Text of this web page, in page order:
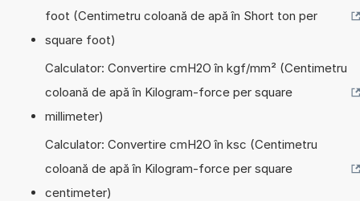
foot (Centimetru coloană de apă în Short ton per
square foot)
Calculator: Convertire cmH2O în kgf/mm² (Centimetru
coloană de apă în Kilogram-force per square
millimeter)
Calculator: Convertire cmH2O în ksc (Centimetru
coloană de apă în Kilogram-force per square
centimeter)